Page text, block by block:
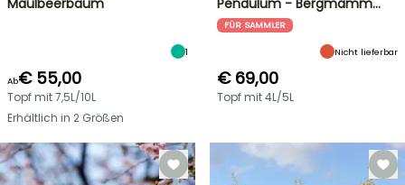
Maulbeerbaum
1
Ab€ 55,00
Topf mit 7,5L/10L
Erhältlich in 2 Größen
Pendulum - Bergmamm…
FÜR SAMMLER
Nicht lieferbar
€ 69,00
Topf mit 4L/5L